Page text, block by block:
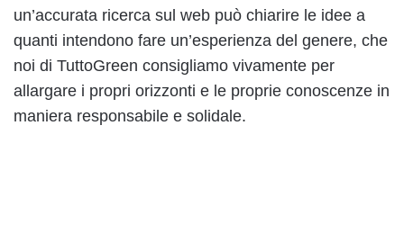
un’accurata ricerca sul web può chiarire le idee a
quanti intendono fare un’esperienza del genere, che
noi di TuttoGreen consigliamo vivamente per
allargare i propri orizzonti e le proprie conoscenze in
maniera responsabile e solidale.